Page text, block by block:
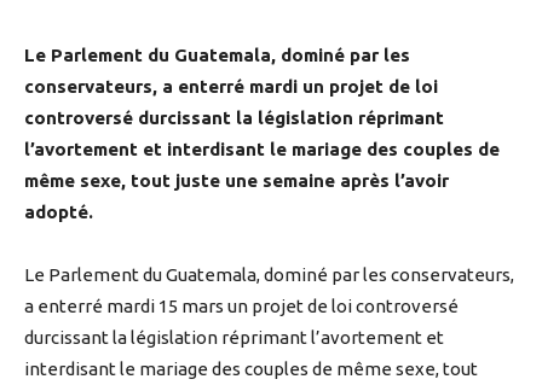
Le Parlement du Guatemala, dominé par les
conservateurs, a enterré mardi un projet de loi
controversé durcissant la législation réprimant
l’avortement et interdisant le mariage des couples de
même sexe, tout juste une semaine après l’avoir
adopté.
Le Parlement du Guatemala, dominé par les conservateurs,
a enterré mardi 15 mars un projet de loi controversé
durcissant la législation réprimant l’avortement et
interdisant le mariage des couples de même sexe, tout